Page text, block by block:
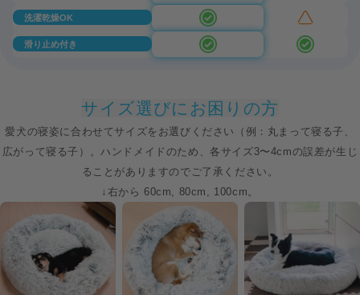
洗濯乾燥OK
滑り止め付き
サイズ選びにお困りの方
愛犬の寝姿に合わせてサイズをお選びください（例：丸まって寝る子、
広がって寝る子）。ハンドメイドのため、各サイズ3〜4cmの誤差が生じ
ることがありますのでご了承ください。
↓右から 60cm, 80cm, 100cm。